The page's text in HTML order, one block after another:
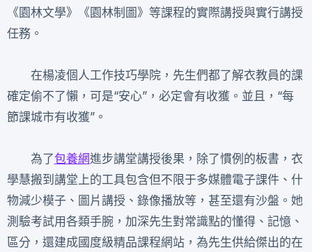
《園林文學》《園林制圖》等課程的實際講授與實行講授
任務。
在楊凌個人工作技巧學院，先生們都了解衣教員的課
確定偷不了懶，可是“安心”，必定會有收獲。並且，“每
節課城市有收獲”。
為了包養網進步講堂講授後果，除了慣例的板書，衣
學慧搬到講堂上的工具包含但不限于多媒體電子課件、什
物減少模子、圖片講授、錄像播放等，甚至還有沙盤。她
測驗考試用各類手腕，加深先生對常識點的懂得、記憶、
區分，還建成國度級精品課程網站，為先生供給傑出的在